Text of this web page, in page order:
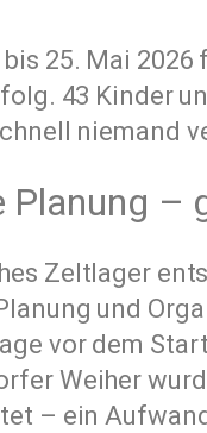
bis 25. Mai
43 Kinder
niemand
Planung –
Zeltlager
und
vor dem
Weiher
– ein